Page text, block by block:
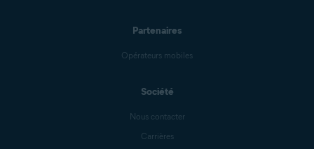
Partenaires
Opérateurs mobiles
Société
Nous contacter
Carrières